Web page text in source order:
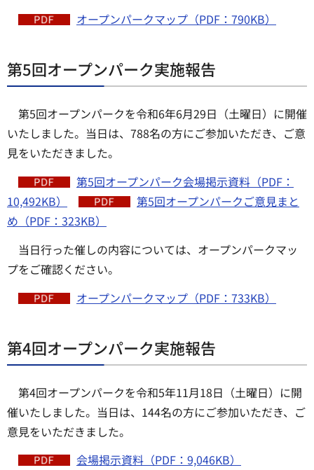
オープンパークマップ（PDF：790KB）
第5回オープンパーク実施報告
第5回オープンパークを令和6年6月29日（土曜日）に開催
いたしました。当日は、788名の方にご参加いただき、ご意
見をいただきました。
第5回オープンパーク会場掲示資料（PDF：
10,492KB）
第5回オープンパークご意見まと
め（PDF：323KB）
当日行った催しの内容については、オープンパークマッ
プをご確認ください。
オープンパークマップ（PDF：733KB）
第4回オープンパーク実施報告
第4回オープンパークを令和5年11月18日（土曜日）に開
催いたしました。当日は、144名の方にご参加いただき、ご
意見をいただきました。
会場掲示資料（PDF：9,046KB）